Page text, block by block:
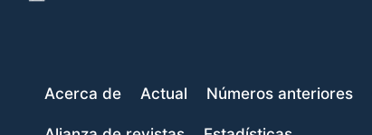
Acerca de Actual Números anteriores